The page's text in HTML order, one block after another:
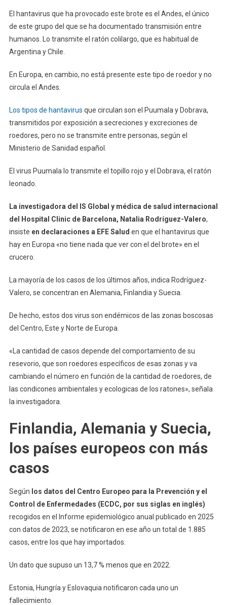
El hantavirus que ha provocado este brote es el Andes, el único
de este grupo del que se ha documentado transmisión entre
humanos. Lo transmite el ratón colilargo, que es habitual de
Argentina y Chile.
En Europa, en cambio, no está presente este tipo de roedor y no
circula el Andes.
Los tipos de hantavirus que circulan son el Puumala y Dobrava,
transmitidos por exposición a secreciones y excreciones de
roedores, pero no se transmite entre personas, según el
Ministerio de Sanidad español.
El virus Puumala lo transmite el topillo rojo y el Dobrava, el ratón
leonado.
La investigadora del IS Global y médica de salud internacional
del Hospital Clinic de Barcelona, Natalia Rodríguez-Valero,
insiste en declaraciones a EFE Salud en que el hantavirus que
hay en Europa «no tiene nada que ver con el del brote» en el
crucero.
La mayoría de los casos de los últimos años, indica Rodríguez-
Valero, se concentran en Alemania, Finlandia y Suecia.
De hecho, estos dos virus son endémicos de las zonas boscosas
del Centro, Este y Norte de Europa.
«La cantidad de casos depende del comportamiento de su
resevorio, que son roedores específicos de esas zonas y va
cambiando el número en función de la cantidad de roedores, de
las condicones ambientales y ecologicas de los ratones», señala
la investigadora.
Finlandia, Alemania y Suecia,
los países europeos con más
casos
Según los datos del Centro Europeo para la Prevención y el
Control de Enfermedades (ECDC, por sus siglas en inglés)
recogidos en el Informe epidemiológico anual publicado en 2025
con datos de 2023, se notificaron en ese año un total de 1.885
casos, entre los que hay importados.
Un dato que supuso un 13,7 % menos que en 2022.
Estonia, Hungría y Eslovaquia notificaron cada uno un
fallecimiento.